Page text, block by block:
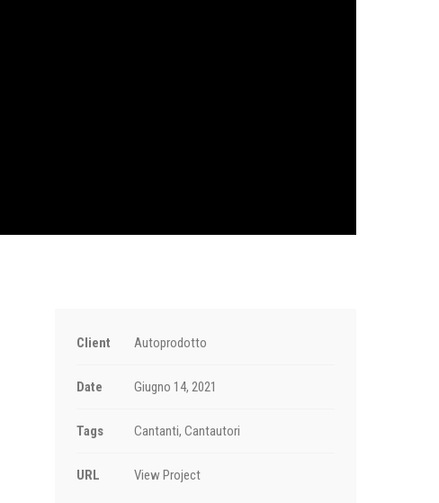
Client Autoprodotto
Date Giugno 14, 2021
Tags Cantanti, Cantautori
URL View Project